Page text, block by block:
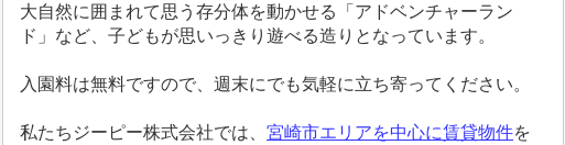
大自然に囲まれて思う存分体を動かせる「アドベンチャーラン
ド」など、子どもが思いっきり遊べる造りとなっています。
入園料は無料ですので、週末にでも気軽に立ち寄ってください。
私たちジーピー株式会社では、 宮崎市エリアを中心に賃貸物件を